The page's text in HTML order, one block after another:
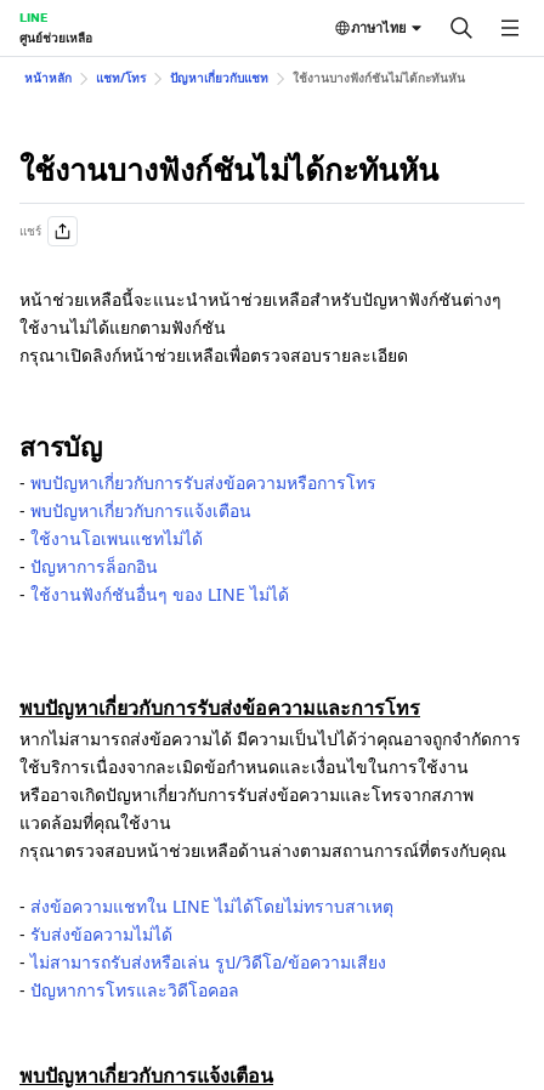
LINE
ศูนย์ช่วยเหลือ
ภาษาไทย
หน้าหลัก แชท/โทร ปัญหาเกี่ยวกับแชท ใช้งานบางฟังก์ชันไม่ได้กะทันหัน
ใช้งานบางฟังก์ชันไม่ได้กะทันหัน
แชร์
หน้าช่วยเหลือนี้จะแนะนำหน้าช่วยเหลือสำหรับปัญหาฟังก์ชันต่างๆ
ใช้งานไม่ได้แยกตามฟังก์ชัน
กรุณาเปิดลิงก์หน้าช่วยเหลือเพื่อตรวจสอบรายละเอียด
สารบัญ
- พบปัญหาเกี่ยวกับการรับส่งข้อความหรือการโทร
- พบปัญหาเกี่ยวกับการแจ้งเตือน
- ใช้งานโอเพนแชทไม่ได้
- ปัญหาการล็อกอิน
- ใช้งานฟังก์ชันอื่นๆ ของ LINE ไม่ได้
พบปัญหาเกี่ยวกับการรับส่งข้อความและการโทร
หากไม่สามารถส่งข้อความได้ มีความเป็นไปได้ว่าคุณอาจถูกจำกัดการ
ใช้บริการเนื่องจากละเมิดข้อกำหนดและเงื่อนไขในการใช้งาน
หรืออาจเกิดปัญหาเกี่ยวกับการรับส่งข้อความและโทรจากสภาพ
แวดล้อมที่คุณใช้งาน
กรุณาตรวจสอบหน้าช่วยเหลือด้านล่างตามสถานการณ์ที่ตรงกับคุณ
- ส่งข้อความแชทใน LINE ไม่ได้โดยไม่ทราบสาเหตุ
- รับส่งข้อความไม่ได้
-ไม่สามารถรับส่งหรือเล่น รูป/วิดีโอ/ข้อความเสียง
- ปัญหาการโทรและวิดีโอคอล
พบปัญหาเกี่ยวกับการแจ้งเตือน